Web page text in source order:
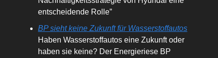
entscheidende Rolle”
BP sieht keine Zukunft für Wasserstoffautos
Haben Wasserstoffautos eine Zukunft oder
haben sie keine? Der Energieriese BP